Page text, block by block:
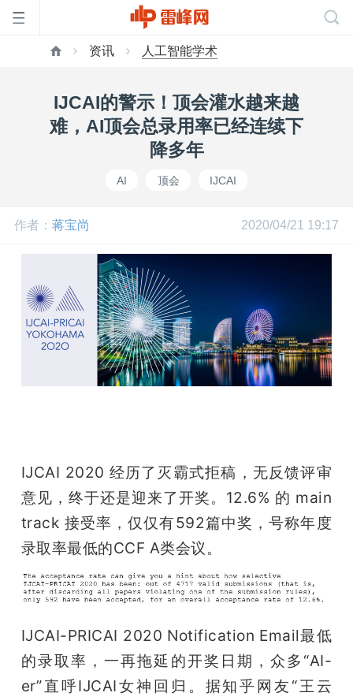
页
公
开
中
心
GAIR
专
资讯 人工智能学术
IJCAI的警示！顶会灌水越来越
难，AI顶会总录用率已经连续下
降多年
AI 顶会 IJCAI
作者： 蒋宝尚 2020/04/21 19:17
IJCAI 2020 经历了灭霸式拒稿，无反馈评审
意见，终于还是迎来了开奖。12.6% 的 main
track 接受率，仅仅有592篇中奖，号称年度
录取率最低的CCF A类会议。
IJCAI-PRICAI 2020 Notification Email最低
的录取率，一再拖延的开奖日期，众多“AI-
er”直呼IJCAI女神回归。据知乎网友“王云